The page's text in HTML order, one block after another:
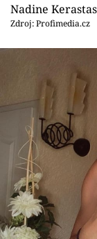
Nadine
Zdroj: Profimedia.cz